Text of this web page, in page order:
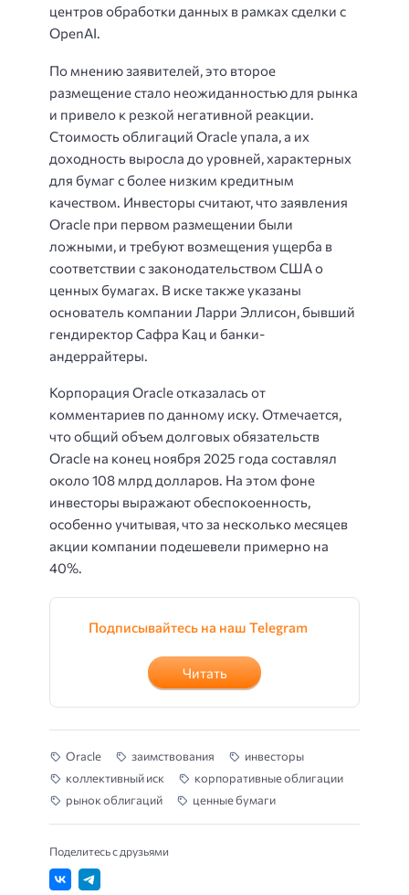
центров обработки данных в рамках сделки с
OpenAI.
По мнению заявителей, это второе
размещение стало неожиданностью для рынка
и привело к резкой негативной реакции.
Стоимость облигаций Oracle упала, а их
доходность выросла до уровней, характерных
для бумаг с более низким кредитным
качеством. Инвесторы считают, что заявления
Oracle при первом размещении были
ложными, и требуют возмещения ущерба в
соответствии с законодательством США о
ценных бумагах. В иске также указаны
основатель компании Ларри Эллисон, бывший
гендиректор Сафра Кац и банки-
андеррайтеры.
Корпорация Oracle отказалась от
комментариев по данному иску. Отмечается,
что общий объем долговых обязательств
Oracle на конец ноября 2025 года составлял
около 108 млрд долларов. На этом фоне
инвесторы выражают обеспокоенность,
особенно учитывая, что за несколько месяцев
акции компании подешевели примерно на
40%.
Подписывайтесь на наш Telegram
Читать
Oracle заимствования
инвесторы
коллективный иск
корпоративные облигации
рынок облигаций
ценные бумаги
Поделитесь с друзьями